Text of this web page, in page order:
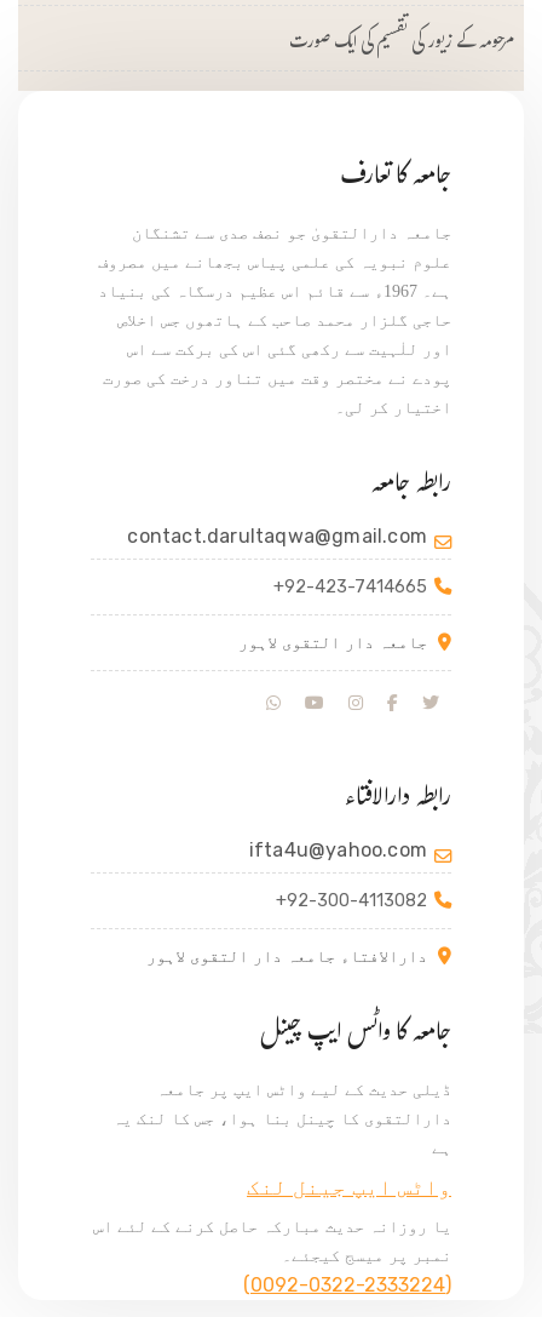
مرحومہ کے زیور کی تقسیم کی ایک صورت
جامعہ کا تعارف
جامعہ دارالتقویٰ جو نصف صدی سے تشنگان
علوم نبویہ کی علمی پیاس بجھانے میں مصروف
ہے۔ 1967ء سے قائم اس عظیم درسگاہ کی بنیاد
حاجی گلزار محمد صاحب کے ہاتھوں جس اخلاص
اور للٰہیت سے رکھی گئی اس کی برکت سے اس
پودے نے مختصر وقت میں تناور درخت کی صورت
اختیار کر لی۔
رابطہ جامعہ
contact.darultaqwa@gmail.com
+92-423-7414665
جامعہ دار التقوی لاہور
رابطہ دارالافتاء
ifta4u@yahoo.com
+92-300-4113082
دارالافتاء جامعہ دار التقوی لاہور
جامعہ کا واٹس ایپ چینل
ڈیلی حدیث کے لیے واٹس ایپ پر جامعہ
دارالتقوی کا چینل بنا ہوا، جس کا لنک یہ
ہے
واٹس ایپ جینل لنک
یا روزانہ حدیث مبارکہ حاصل کرنے کے لئے اس
نمبر پر میسج کیجئے۔
(0092-0322-2333224)